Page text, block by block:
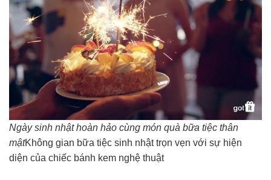
Ngày sinh nhật hoàn hảo cùng món quà bữa tiệc thân
mậtKhông gian bữa tiệc sinh nhật trọn vẹn với sự hiện
diện của chiếc bánh kem nghệ thuật